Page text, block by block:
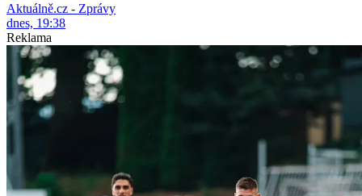
Aktuálně.cz - Zprávy
dnes, 19:38
Reklama